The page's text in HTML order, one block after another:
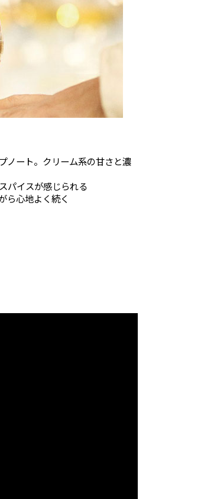
ノート。クリーム系の甘さと濃
パイスが感じられる
ら心地よく続く